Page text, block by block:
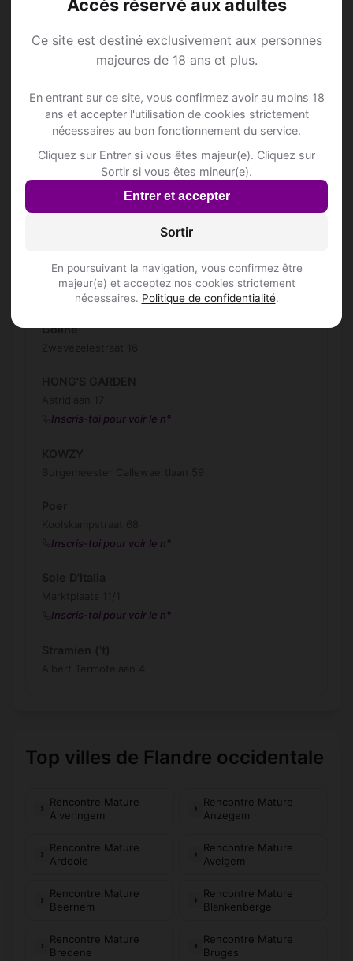
Accès réservé aux adultes
Ce site est destiné exclusivement aux personnes
majeures de 18 ans et plus.
En entrant sur ce site, vous confirmez avoir au moins 18
ans et accepter l'utilisation de cookies strictement
nécessaires au bon fonctionnement du service.
Cliquez sur Entrer si vous êtes majeur(e). Cliquez sur
Sortir si vous êtes mineur(e).
Entrer et accepter
Sortir
En poursuivant la navigation, vous confirmez être
majeur(e) et acceptez nos cookies strictement
nécessaires. Politique de confidentialité.
Kortemarkstraat 117
Inscris-toi pour voir le n°
DE BIETEMOLEN
Hogelaanstraat 3
Inscris-toi pour voir le n°
De Steeg
Neerstraat 6
Goline
Inscris-toi pour voir le n°
Inscris-toi pour voir le n°
Inscris-toi pour voir le n°
Top villes de Flandre occidentale
Rencontre Mature
Alveringem
Rencontre Mature
Anzegem
Rencontre Mature
Ardooie
Rencontre Mature
Avelgem
Rencontre Mature
Beernem
Rencontre Mature
Blankenberge
Rencontre Mature
Bredene
Rencontre Mature
Bruges